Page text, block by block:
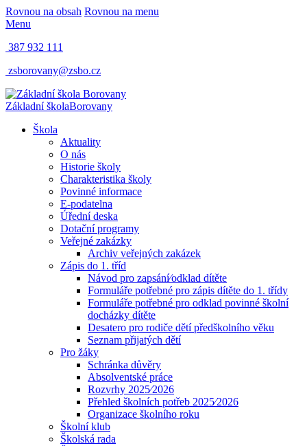
Rovnou na obsah Rovnou na menu
Menu
387 932 111
zsborovany@zsbo.cz
Základní školaBorovany
Škola
Aktuality
O nás
Historie školy
Charakteristika školy
Povinné informace
E-podatelna
Úřední deska
Dotační programy
Veřejné zakázky
Archiv veřejných zakázek
Zápis do 1. tříd
Návod pro zapsání⁄odklad dítěte
Formuláře potřebné pro zápis dítěte do 1. třídy
Formuláře potřebné pro odklad povinné školní
docházky dítěte
Desatero pro rodiče dětí předškolního věku
Seznam přijatých dětí
Pro žáky
Schránka důvěry
Absolventské práce
Rozvrhy 2025⁄2026
Přehled školních potřeb 2025⁄2026
Organizace školního roku
Školní klub
Školská rada